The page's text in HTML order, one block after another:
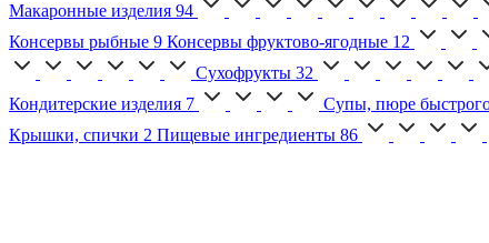
Макаронные изделия 94
Консервы рыбные 9 Консервы фруктово-ягодные 12
Сухофрукты 32
Кондитерские изделия 7 Супы, пюре
Крышки, спички 2 Пищевые ингредиенты 86